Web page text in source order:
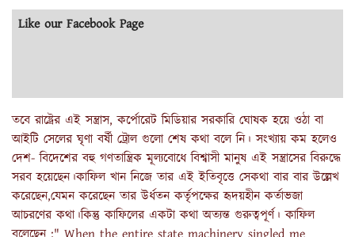
Like our Facebook Page
তবে রাষ্ট্রের এই সন্ত্রাস, কর্পোরেট মিডিয়ার সরকারি ঘোষক হয়ে ওঠা বা
আইটি সেলের ঘৃণা বর্ষী ট্রোল গুলো শেষ কথা বলে নি। সংখ্যায় কম হলেও
দেশ- বিদেশের বহু গণতান্ত্রিক মূল্যবোধে বিশ্বাসী মানুষ এই সন্ত্রাসের বিরুদ্ধে
সরব হয়েছেন।কাফিল খান নিজে তার এই ইতিবৃত্তে সেকথা বার বার উল্লেখ
করেছেন,যেমন করেছেন তার উর্ধতন কর্তৃপক্ষের হৃদয়হীন কর্তাভজা
আচরণের কথা।কিন্তু কাফিলের একটা কথা অত্যন্ত গুরুত্বপূর্ণ। কাফিল